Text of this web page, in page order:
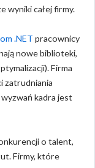
wyniki całej firmy.
.NET pracownicy
nowe biblioteki,
Firma
zatrudniania
kadra jest
o talent,
Firmy, które